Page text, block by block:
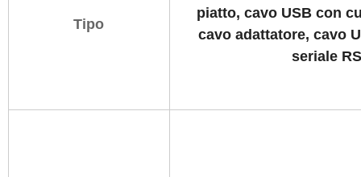
Tipo
piatto, cavo USB con
cavo adattatore, cavo
seriale